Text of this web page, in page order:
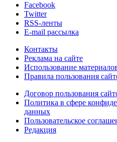
Facebook
Twitter
RSS-ленты
E-mail рассылка
Контакты
Реклама на сайте
Использование
Правила пользования
Договор пользования
Политика в сфере
данных
Пользовательское
Редакция